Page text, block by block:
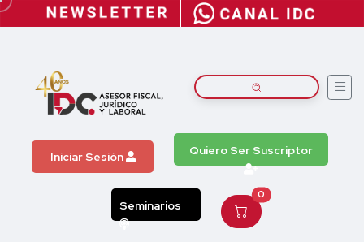
Iniciar Sesión Quiero Ser Suscriptor
Seminarios
0